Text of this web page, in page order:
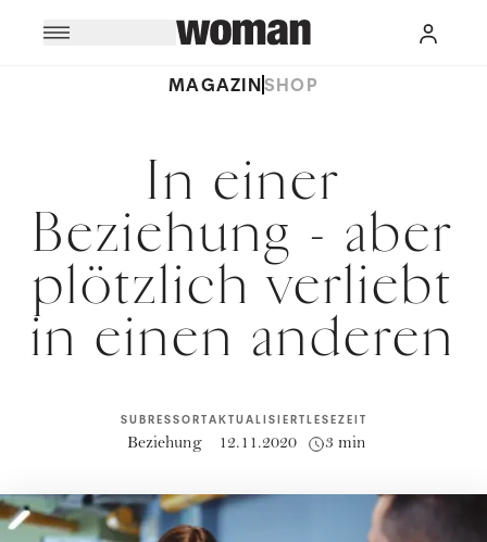
MAGAZINSHOP
In einer
Beziehung - aber
plötzlich verliebt
in einen anderen
SUBRESSORT
Beziehung
AKTUALISIERT
12.11.2020
LESEZEIT
3 min